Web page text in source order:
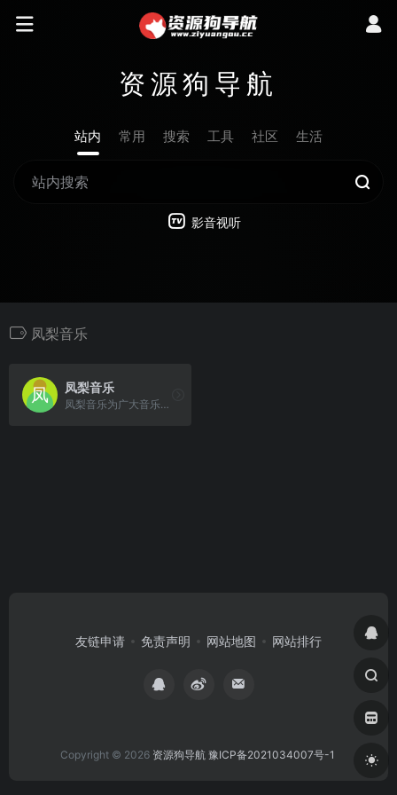
资源狗导航
站内 常用 搜索 工具 社区 生活
影音视听
凤梨音乐
凤梨音乐
凤梨音乐为广大音乐爱好者提供高音质无损音乐资源的一个音乐分享平台
友链申请 免责声明 网站地图 网站排行
Copyright © 2026 资源狗导航 豫ICP备2021034007号-1